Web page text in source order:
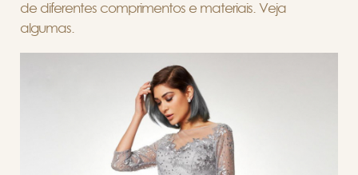
de diferentes comprimentos e materiais. Veja
algumas.